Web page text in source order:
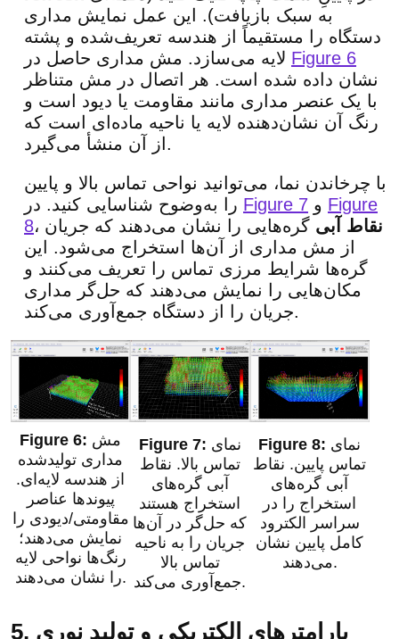
به سبک بازیافت). این عمل نمایش مداری
دستگاه را مستقیماً از هندسه تعریف‌شده و پشته
Figure 6
نشان داده شده است. هر اتصال در مش متناظر
با یک عنصر مداری مانند مقاومت یا دیود است و
رنگ آن نشان‌دهنده لایه یا ناحیه ماده‌ای است که
از آن منشأ می‌گیرد.
با چرخاندن نما، می‌توانید نواحی تماس بالا و پایین
Figure 7
Figure
8، نقاط آبی گره‌هایی را نشان می‌دهند که جریان
از مش مداری از آن‌ها استخراج می‌شود. این
گره‌ها شرایط مرزی تماس را تعریف می‌کنند و
مکان‌هایی را نمایش می‌دهند که حل‌گر مداری
جریان را از دستگاه جمع‌آوری می‌کند.
مش
مداری تولیدشده
از هندسه لایه‌ای.
پیوندها عناصر
مقاومتی/دیودی را
نمایش می‌دهند؛
رنگ‌ها نواحی لایه
را نشان می‌دهند.
نمای
تماس بالا. نقاط
آبی گره‌های
استخراج هستند
که حل‌گر در آن‌ها
جریان را به ناحیه
تماس بالا
جمع‌آوری می‌کند.
نمای
تماس پایین. نقاط
آبی گره‌های
استخراج را در
سراسر الکترود
کامل پایین نشان
می‌دهند.
5. پارامترهای الکتریکی و تولید نوری